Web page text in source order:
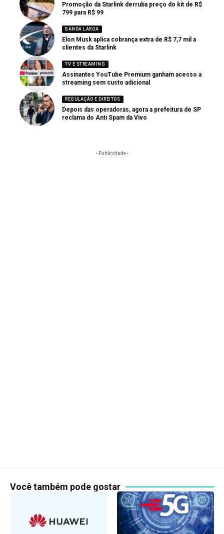
Promoção da Starlink derruba preço do kit de R$
799 para R$ 99
BANDA LARGA
Elon Musk aplica cobrança extra de R$ 7,7 mil a
clientes da Starlink
TV E STREAMING
Assinantes YouTube Premium ganham acesso a
streaming sem custo adicional
REGULAÇÃO E DIREITOS
Depois das operadoras, agora a prefeitura de SP
reclama do Anti Spam da Vivo
- Publicidade -
Você também pode gostar